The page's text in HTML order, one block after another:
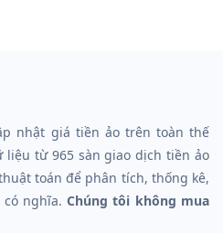
nhật giá tiền ảo trên toàn thế
từ 965 sàn giao dịch tiền ảo
toán để phân tích, thống kê,
có nghĩa.Chúng tôi không mua